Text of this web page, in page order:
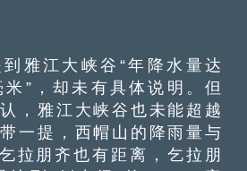
江大峡谷“年降水量达
”，却未有具体说明。但
，雅江大峡谷也未能超越
一提，西帽山的降雨量与
拉朋齐也有距离，乞拉朋